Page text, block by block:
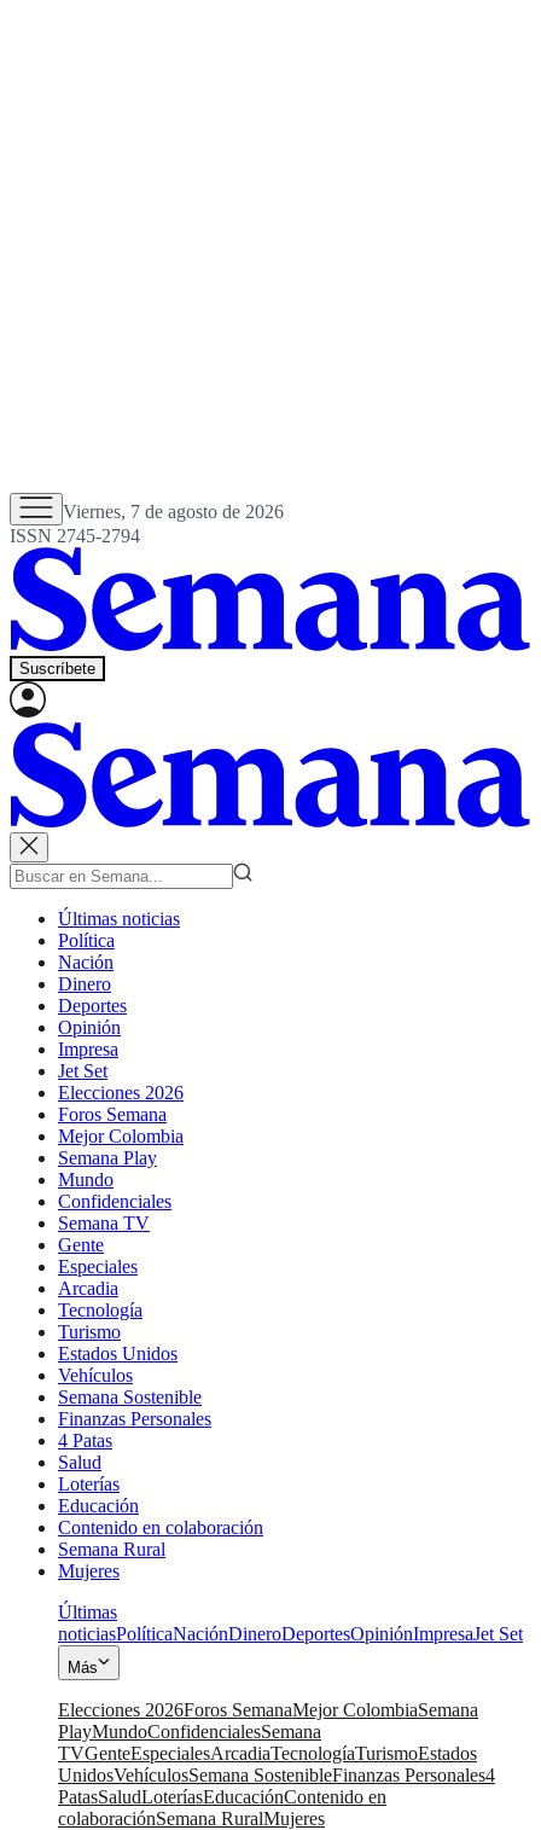
Viernes, 7 de agosto de 2026
ISSN 2745-2794
Suscríbete
Últimas noticias
Política
Nación
Dinero
Deportes
Opinión
Impresa
Jet Set
Elecciones 2026
Foros Semana
Mejor Colombia
Semana Play
Mundo
Confidenciales
Semana TV
Gente
Especiales
Arcadia
Tecnología
Turismo
Estados Unidos
Vehículos
Semana Sostenible
Finanzas Personales
4 Patas
Salud
Loterías
Educación
Contenido en colaboración
Semana Rural
Mujeres
Últimas
noticiasPolíticaNaciónDineroDeportesOpiniónImpresaJet Set
Más
Elecciones 2026Foros SemanaMejor ColombiaSemana
PlayMundoConfidencialesSemana
TVGenteEspecialesArcadiaTecnologíaTurismoEstados
UnidosVehículosSemana SostenibleFinanzas Personales4
PatasSaludLoteríasEducaciónContenido en
colaboraciónSemana RuralMujeres